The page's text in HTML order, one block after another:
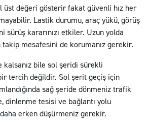
üst değeri gösterir fakat güvenli hız her
Lastik durumu, araç yükü, görüş
sürüş kararınızı etkiler. Uzun yolda
takip mesafesini de korumanız gerekir.
kalsanız bile sol şeridi sürekli
tercih değildir. Sol şerit geçiş için
sağ şeride dönmeniz trafik
dinlenme tesisi ve bağlantı yolu
daha erken düşürmeniz gerekir.